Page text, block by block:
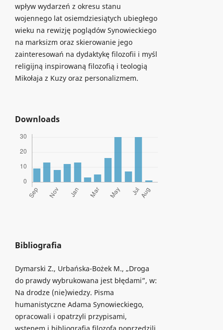
wpływ wydarzeń z okresu stanu
wojennego lat osiemdziesiątych ubiegłego
wieku na rewizję poglądów Synowieckiego
na marksizm oraz skierowanie jego
zainteresowań na dydaktykę filozofii i myśl
religijną inspirowaną filozofią i teologią
Mikołaja z Kuzy oraz personalizmem.
Downloads
Bibliografia
Dymarski Z., Urbańska-Bożek M., „Droga
do prawdy wybrukowana jest błędami”, w:
Na drodze (nie)wiedzy. Pisma
humanistyczne Adama Synowieckiego,
opracowali i opatrzyli przypisami,